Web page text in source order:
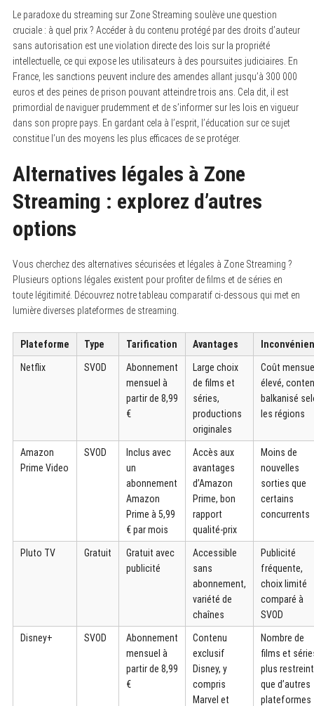
Le paradoxe du streaming sur Zone Streaming soulève une question
cruciale : à quel prix ? Accéder à du contenu protégé par des droits d’auteur
sans autorisation est une violation directe des lois sur la propriété
intellectuelle, ce qui expose les utilisateurs à des poursuites judiciaires. En
France, les sanctions peuvent inclure des amendes allant jusqu’à 300 000
euros et des peines de prison pouvant atteindre trois ans. Cela dit, il est
primordial de naviguer prudemment et de s’informer sur les lois en vigueur
dans son propre pays. En gardant cela à l’esprit, l’éducation sur ce sujet
constitue l’un des moyens les plus efficaces de se protéger.
Alternatives légales à Zone
Streaming : explorez d’autres
options
Vous cherchez des alternatives sécurisées et légales à Zone Streaming ?
Plusieurs options légales existent pour profiter de films et de séries en
toute légitimité. Découvrez notre tableau comparatif ci-dessous qui met en
lumière diverses plateformes de streaming.
Plateforme Type Tarification Avantages
Netflix SVOD
Abonnement
mensuel à
partir de 8,99
€
Large choix
de films et
séries,
productions
originales
Coût
élevé,
balkanisé
les régions
Amazon
Prime Video
SVOD
Inclus avec
un
abonnement
Amazon
Prime à 5,99
€ par mois
Accès aux
avantages
d’Amazon
Prime, bon
rapport
qualité-prix
Moins de
nouvelles
sorties que
certains
concurrents
Pluto TV Gratuit
Gratuit avec
publicité
Accessible
sans
abonnement,
variété de
chaînes
Publicité
fréquente,
choix limité
comparé à
SVOD
Disney+ SVOD
Abonnement
mensuel à
partir de 8,99
€
Contenu
exclusif
Disney, y
compris
Marvel et
Nombre de
films et
plus restreint
que d’autres
plateformes